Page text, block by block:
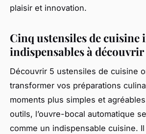
plaisir et innovation.
Cinq ustensiles de cuisine
indispensables à découvrir
Découvrir 5 ustensiles de cuisine
transformer vos préparations
moments plus simples et
outils, l’ouvre-bocal automatique
comme un indispensable cuisine. Il